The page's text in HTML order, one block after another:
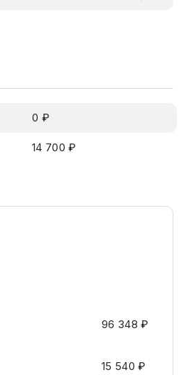
0 ₽
14 700 ₽
96 348 ₽
15 540 ₽